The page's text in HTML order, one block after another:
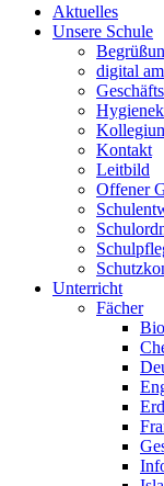
Aktuelles
Unsere Schule
digital
Kontakt
Leitbild
Offener
Unterricht
Fächer